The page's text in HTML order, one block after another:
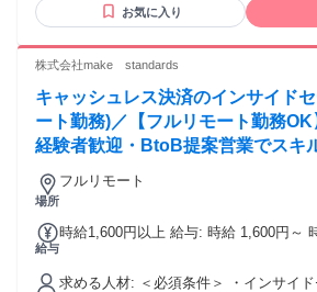
お気に入り
株式会社make standards
キャッシュレス決済のインサイド
ート勤務)／【フルリモート勤務
経験者歓迎・BtoB提案営業でスキ
場所
フルリモート
給与
時給1,600円以上 給与: 時給 1,600円～ 時給1,600円×8時間×週
求める人材: ＜必須条件＞ ・インサイドセールス経験が1年以